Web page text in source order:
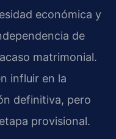
económica y
de
matrimonial.
influir en la
definitiva, pero
provisional.